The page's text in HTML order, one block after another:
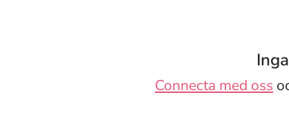
Connecta med oss